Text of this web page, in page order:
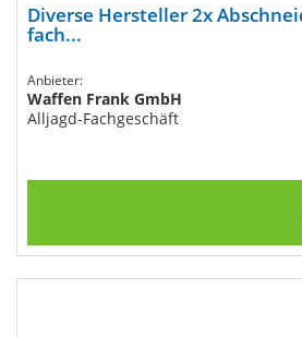
Diverse Hersteller 2x
fach...
Anbieter:
Waffen Frank GmbH
Alljagd-Fachgeschäft